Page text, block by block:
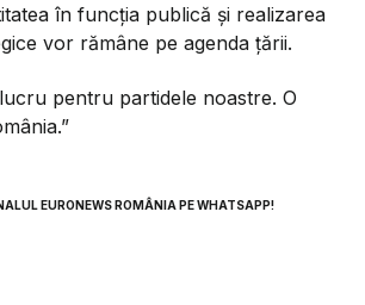
în funcția publică și realizarea
vor rămâne pe agenda țării.
pentru partidele noastre. O
EURONEWS ROMÂNIA PE WHATSAPP!